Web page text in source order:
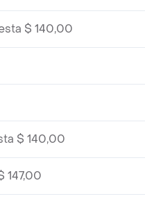
$ 140,00
$ 140,00
147,00